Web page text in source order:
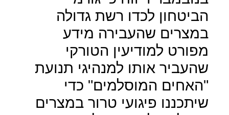
הביטחון לכדו רשת גדולה
במצרים שהעבירה מידע
מפורט למודיעין הטורקי
שהעביר אותו למנהיגי תנועת
"האחים המוסלמים" כדי
שיתכננו פיגועי טרור במצרים